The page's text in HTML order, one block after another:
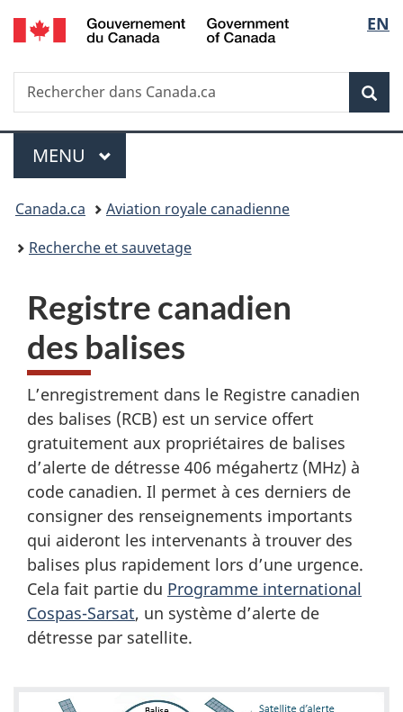
Passer
au
principal
Passer
à
Au
du
Passer
à
version
simplifiée
de
la
EN
Recherche
Rechercher
dans
Menu
MENU PRINCIPAL
Vous
êtes
Canada.ca
Aviation royale canadienne
Recherche et sauvetage
Registre canadien
des balises
L’enregistrement dans le Registre canadien
des balises (RCB) est un service offert
gratuitement aux propriétaires de balises
d’alerte de détresse 406 mégahertz (MHz) à
code canadien. Il permet à ces derniers de
consigner des renseignements importants
qui aideront les intervenants à trouver des
balises plus rapidement lors d’une urgence.
Cela fait partie du Programme international
Cospas-Sarsat, un système d’alerte de
détresse par satellite.